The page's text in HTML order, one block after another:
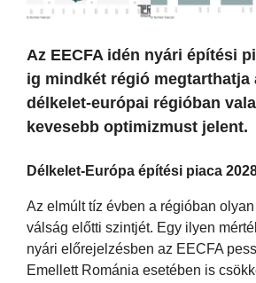
Az EECFA idén nyári építési
ig mindkét régió megtarthatja
délkelet-európai régióban
kevesebb optimizmust jelent.
Délkelet-Európa építési piaca
Az elmúlt tíz évben a régióban
válság előtti szintjét. Egy ilyen
nyári előrejelzésben az EECFA
Emellett Románia esetében is